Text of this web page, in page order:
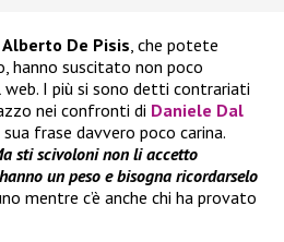
Alberto De Pisis, che potete
hanno suscitato non poco
I più si sono detti contrariati
nei confronti di Daniele Dal
frase davvero poco carina.
sti scivoloni non li accetto
un peso e bisogna ricordarselo
mentre c’è anche chi ha provato